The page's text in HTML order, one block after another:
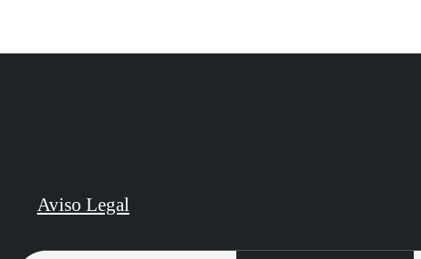
Aviso Legal